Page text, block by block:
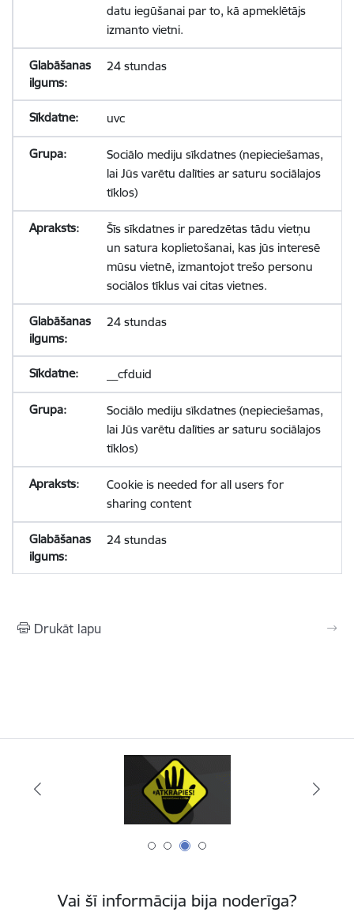
datu iegūšanai par to, kā apmeklētājs
izmanto vietni.
24 stundas
uvc
Sociālo mediju sīkdatnes (nepieciešamas,
lai Jūs varētu dalīties ar saturu sociālajos
tīklos)
Šīs sīkdatnes ir paredzētas tādu vietņu
un satura koplietošanai, kas jūs interesē
mūsu vietnē, izmantojot trešo personu
sociālos tīklus vai citas vietnes.
24 stundas
__cfduid
Sociālo mediju sīkdatnes (nepieciešamas,
lai Jūs varētu dalīties ar saturu sociālajos
tīklos)
Cookie is needed for all users for
sharing content
24 stundas
Drukāt lapu
Vai šī informācija bija noderīga?